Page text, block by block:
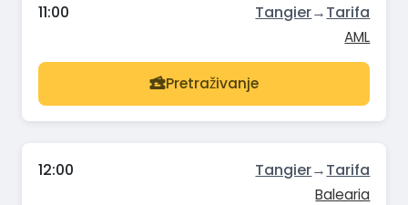
11:00 Tangier→Tarifa
AML
Pretraživanje
12:00 Tangier→Tarifa
Balearia